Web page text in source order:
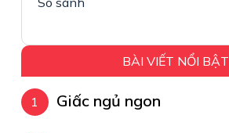
BÀI VIẾT NỔI BẬT
Giấc ngủ ngon